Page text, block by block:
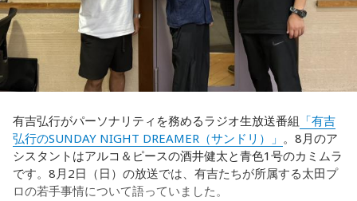
福田：そういう見方も当然ありますし、それができれば一番
いいと思うのですが、森保監督は帰国後の会見で「戦術は後
出しジャンケンだ」と言っていたんです。どういうことかと
いうと、自分たちが変えたら相手がまた変えてくる、それに
対してまた変えていかなきゃならない。ベンチでその都度
に対して変化しなきゃいけない。「こういうやり方をしま
す」「だったらこう対応します」と。
そうすると、対応された側がまた変えてくるんですよ、それ
も試合中に。ですから、ベンチからでも戦術や戦略はある程
有吉弘行がパーソナリティを務めるラジオ生放送番組 「有吉
弘行のSUNDAY NIGHT DREAMER（サンドリ）」 。8月のア
シスタントはアルコ＆ピースの酒井健太と青色1号のカミムラ
です。8月2日（日）の放送では、有吉たちが所属する太田プ
ロの若手事情について語っていました。